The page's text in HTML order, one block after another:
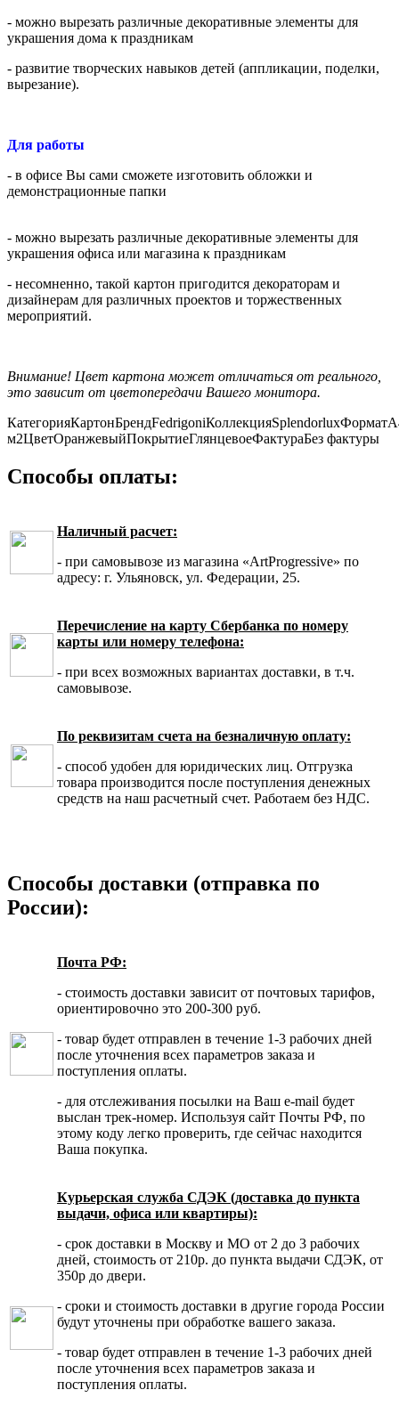
- можно вырезать различные декоративные элементы для
украшения дома к праздникам
- развитие творческих навыков детей (аппликации, поделки,
вырезание).
Для работы
- в офисе Вы сами сможете изготовить обложки и
демонстрационные папки
- можно вырезать различные декоративные элементы для
украшения офиса или магазина к праздникам
- несомненно, такой картон пригодится декораторам и
дизайнерам для различных проектов и торжественных
мероприятий.
Внимание! Цвет картона может отличаться от реального,
это зависит от цветопередачи Вашего монитора.
КатегорияКартонБрендFedrigoniКоллекцияSplendorluxФормат
м2ЦветОранжевыйПокрытиеГлянцевоеФактураБез фактуры
Способы оплаты:
Наличный расчет:
- при самовывозе из магазина «ArtProgressive» по
адресу: г. Ульяновск, ул. Федерации, 25.
Перечисление на карту Сбербанка по номеру
карты или номеру телефона:
- при всех возможных вариантах доставки, в т.ч.
самовывозе.
По реквизитам счета на безналичную оплату:
- способ удобен для юридических лиц. Отгрузка
товара производится после поступления денежных
средств на наш расчетный счет. Работаем без НДС.
Способы доставки (отправка по
России):
Почта РФ:
- стоимость доставки зависит от почтовых тарифов,
ориентировочно это 200-300 руб.
- товар будет отправлен в течение 1-3 рабочих дней
после уточнения всех параметров заказа и
поступления оплаты.
- для отслеживания посылки на Ваш e-mail будет
выслан трек-номер. Используя сайт Почты РФ, по
этому коду легко проверить, где сейчас находится
Ваша покупка.
Курьерская служба СДЭК (доставка до пункта
выдачи, офиса или квартиры):
- срок доставки в Москву и МО от 2 до 3 рабочих
дней, стоимость от 210р. до пункта выдачи СДЭК, от
350р до двери.
- сроки и стоимость доставки в другие города России
будут уточнены при обработке вашего заказа.
- товар будет отправлен в течение 1-3 рабочих дней
после уточнения всех параметров заказа и
поступления оплаты.